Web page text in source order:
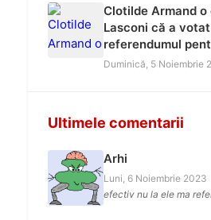
Clotilde Armand o
Lasconi că a votat
referendumul
Duminică, 5 Noiembrie
Ultimele comentarii
Arhi
Luni, 6 Noiembrie 2023
efectiv nu la ele ma